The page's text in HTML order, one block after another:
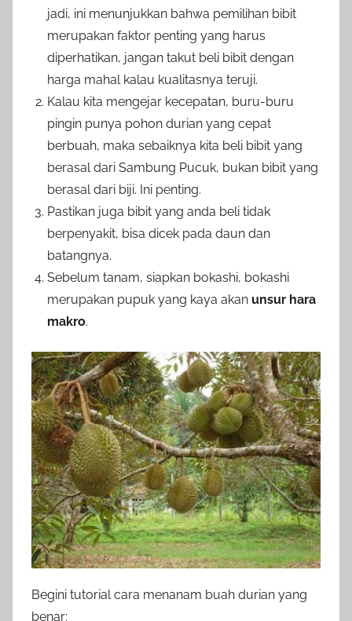
jadi, ini menunjukkan bahwa pemilihan bibit
merupakan faktor penting yang harus
diperhatikan, jangan takut beli bibit dengan
harga mahal kalau kualitasnya teruji.
Kalau kita mengejar kecepatan, buru-buru
pingin punya pohon durian yang cepat
berbuah, maka sebaiknya kita beli bibit yang
berasal dari Sambung Pucuk, bukan bibit yang
berasal dari biji. Ini penting.
Pastikan juga bibit yang anda beli tidak
berpenyakit, bisa dicek pada daun dan
batangnya.
Sebelum tanam, siapkan bokashi, bokashi
merupakan pupuk yang kaya akan unsur hara
makro.
Begini tutorial cara menanam buah durian yang
benar: